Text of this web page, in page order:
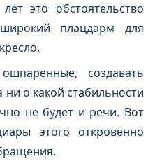
это обстоятельство
плацдарм для
создавать
о какой стабильности
не будет и речи. Вот
этого откровенно